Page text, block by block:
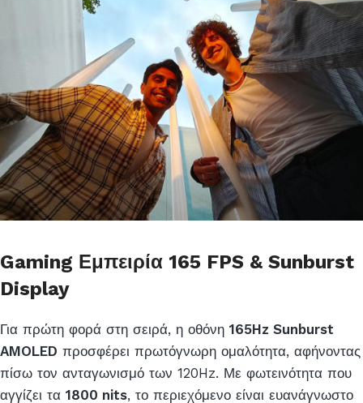
Gaming Εμπειρία 165 FPS & Sunburst
Display
Για πρώτη φορά στη σειρά, η οθόνη 165Hz Sunburst
AMOLED προσφέρει πρωτόγνωρη ομαλότητα, αφήνοντας
πίσω τον ανταγωνισμό των 120Hz. Με φωτεινότητα που
αγγίζει τα 1800 nits, το περιεχόμενο είναι ευανάγνωστο